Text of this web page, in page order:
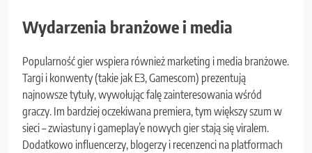
Wydarzenia branżowe i media
Popularność gier wspiera również marketing i media branżowe.
Targi i konwenty (takie jak E3, Gamescom) prezentują
najnowsze tytuły, wywołując falę zainteresowania wśród
graczy. Im bardziej oczekiwana premiera, tym większy szum w
sieci – zwiastuny i gameplay’e nowych gier stają się viralem.
Dodatkowo influencerzy, blogerzy i recenzenci na platformach